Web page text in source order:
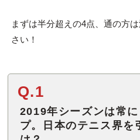
まずは半分超えの4点、通の方
さい！
Q.1
2019年シーズンは常
プ。日本のテニス界を